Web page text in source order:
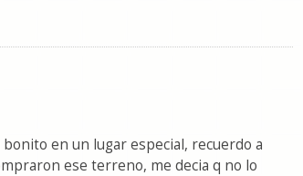
en un lugar especial, recuerdo a
ese terreno, me decia q no lo